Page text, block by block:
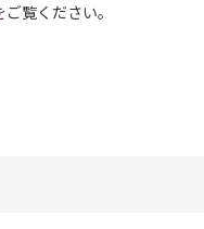
ご覧ください。